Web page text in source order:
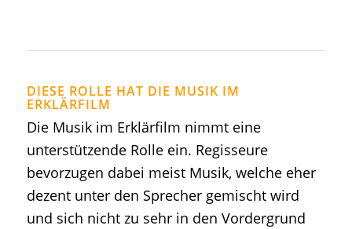
DIESE ROLLE HAT DIE MUSIK IM
ERKLÄRFILM
Die Musik im Erklärfilm nimmt eine
unterstützende Rolle ein. Regisseure
bevorzugen dabei meist Musik, welche eher
dezent unter den Sprecher gemischt wird
und sich nicht zu sehr in den Vordergrund